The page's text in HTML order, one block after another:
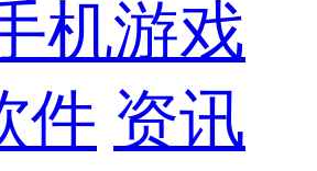
机游戏
件 资讯